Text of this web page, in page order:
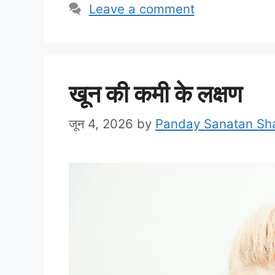
Leave a comment
खून की कमी के लक्षण
जून 4, 2026 by Panday Sanatan